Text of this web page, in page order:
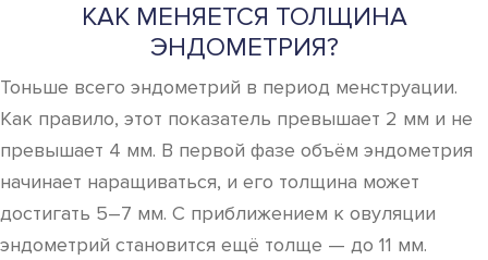
КАК МЕНЯЕТСЯ ТОЛЩИНА
ЭНДОМЕТРИЯ?
Тоньше всего эндометрий в период менструации.
Как правило, этот показатель превышает 2 мм и не
превышает 4 мм. В первой фазе объём эндометрия
начинает наращиваться, и его толщина может
достигать 5–7 мм. С приближением к овуляции
эндометрий становится ещё толще — до 11 мм.